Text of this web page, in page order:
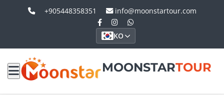
+905448358351 info@moonstartour.com
KO
MOONSTARTOUR